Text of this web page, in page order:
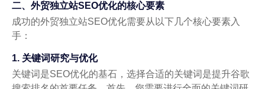
二、外贸独立站SEO优化的核心要素
成功的外贸独立站SEO优化需要从以下几个核心要素入
手：
1. 关键词研究与优化
关键词是SEO优化的基石，选择合适的关键词是提升谷歌